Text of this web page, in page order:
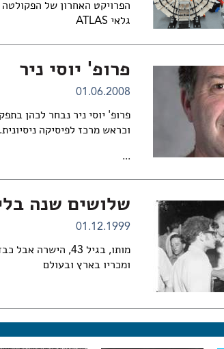
הפרויקט האחרון של הפקולטה
גלאי ATLAS
פרופ' יוסי ניר
01.06.2008
פרופ' יוסי ניר נבחר לכהן
וכראש מרכז לפיסיקה ניסיונית.
...
שלושים שנה
01.12.1999
מותו, בגיל 43,
ומכריו בארץ ובעולם